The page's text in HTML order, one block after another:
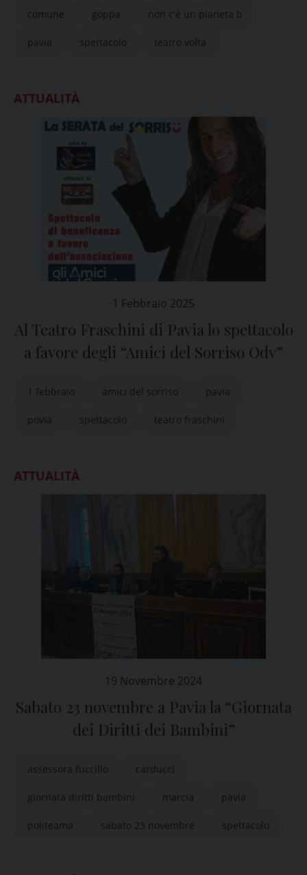
comune goppa non c'è un pianeta b
pavia spettacolo teatro volta
ATTUALITÀ
1 Febbraio 2025
Al Teatro Fraschini di Pavia lo spettacolo
a favore degli “Amici del Sorriso Odv”
1 febbraio amici del sorriso pavia
povia spettacolo teatro fraschini
ATTUALITÀ
19 Novembre 2024
Sabato 23 novembre a Pavia la “Giornata
dei Diritti dei Bambini”
assessora fuccillo carducci
giornata diritti bambini marcia pavia
politeama sabato 23 novembre spettacolo